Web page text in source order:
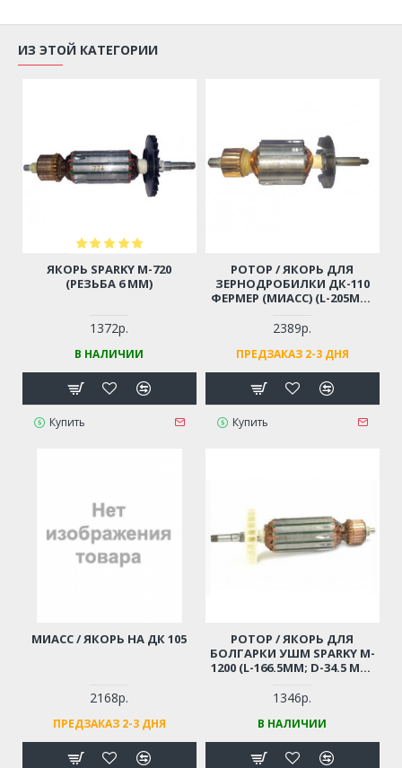
ИЗ ЭТОЙ КАТЕГОРИИ
ЯКОРЬ SPARKY M-720
(РЕЗЬБА 6 ММ)
1372р.
В НАЛИЧИИ
Купить
РОТОР / ЯКОРЬ ДЛЯ
ЗЕРНОДРОБИЛКИ ДК-110
ФЕРМЕР (МИАСС) (L-205ММ;
2389р.
ПРЕДЗАКАЗ 2-3 ДНЯ
Купить
МИАСС / ЯКОРЬ НА ДК 105
2168р.
ПРЕДЗАКАЗ 2-3 ДНЯ
РОТОР / ЯКОРЬ ДЛЯ
БОЛГАРКИ УШМ SPARKY M-
1200 (L-166.5ММ; D-34.5 ММ;
1346р.
В НАЛИЧИИ